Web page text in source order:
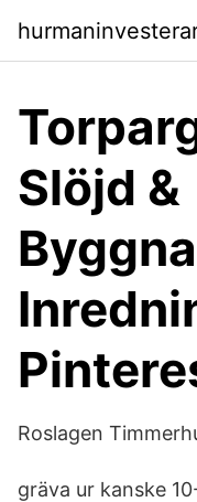
Slöjd &
Roslagen
gräva ur kanske